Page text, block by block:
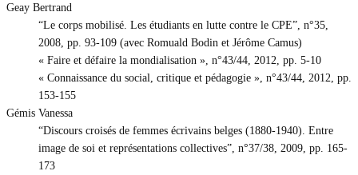
Geay Bertrand
“Le corps mobilisé. Les étudiants en lutte contre le CPE”, n°35,
2008, pp. 93-109 (avec Romuald Bodin et Jérôme Camus)
« Faire et défaire la mondialisation », n°43/44, 2012, pp. 5-10
« Connaissance du social, critique et pédagogie », n°43/44, 2012, pp.
153-155
Gémis Vanessa
“Discours croisés de femmes écrivains belges (1880-1940). Entre
image de soi et représentations collectives”, n°37/38, 2009, pp. 165-
173